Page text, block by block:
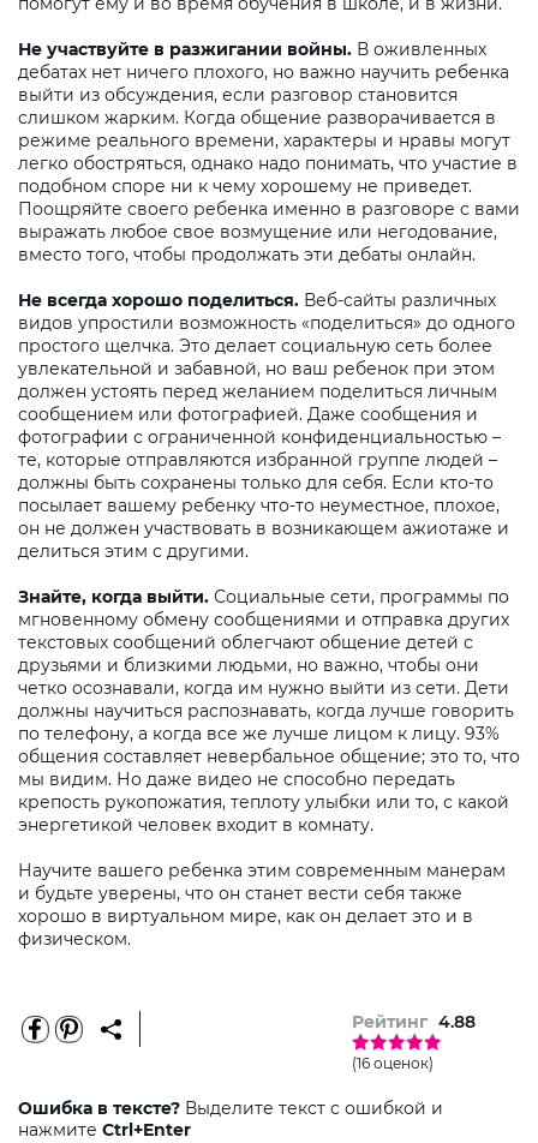
Не участвуйте в разжигании войны. В оживленных
дебатах нет ничего плохого, но важно научить ребенка
выйти из обсуждения, если разговор становится
слишком жарким. Когда общение разворачивается в
режиме реального времени, характеры и нравы могут
легко обостряться, однако надо понимать, что участие в
подобном споре ни к чему хорошему не приведет.
Поощряйте своего ребенка именно в разговоре с вами
выражать любое свое возмущение или негодование,
вместо того, чтобы продолжать эти дебаты онлайн.
Не всегда хорошо поделиться. Веб-сайты различных
видов упростили возможность «поделиться» до одного
простого щелчка. Это делает социальную сеть более
увлекательной и забавной, но ваш ребенок при этом
должен устоять перед желанием поделиться личным
сообщением или фотографией. Даже сообщения и
фотографии с ограниченной конфиденциальностью –
те, которые отправляются избранной группе людей –
должны быть сохранены только для себя. Если кто-то
посылает вашему ребенку что-то неуместное, плохое,
он не должен участвовать в возникающем ажиотаже и
делиться этим с другими.
Знайте, когда выйти. Социальные сети, программы по
мгновенному обмену сообщениями и отправка других
текстовых сообщений облегчают общение детей с
друзьями и близкими людьми, но важно, чтобы они
четко осознавали, когда им нужно выйти из сети. Дети
должны научиться распознавать, когда лучше говорить
по телефону, а когда все же лучше лицом к лицу. 93%
общения составляет невербальное общение; это то, что
мы видим. Но даже видео не способно передать
крепость рукопожатия, теплоту улыбки или то, с какой
энергетикой человек входит в комнату.
Научите вашего ребенка этим современным манерам
и будьте уверены, что он станет вести себя также
хорошо в виртуальном мире, как он делает это и в
физическом.
Рейтинг 4.88
(16 оценок)
Ошибка в тексте? Выделите текст с ошибкой и
нажмите Ctrl+Enter